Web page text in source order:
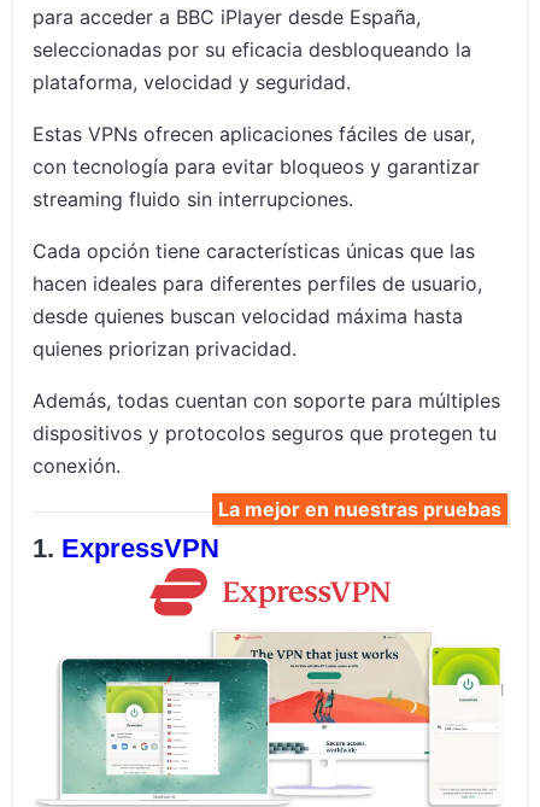
para acceder a BBC iPlayer desde España,
seleccionadas por su eficacia desbloqueando la
plataforma, velocidad y seguridad.
Estas VPNs ofrecen aplicaciones fáciles de usar,
con tecnología para evitar bloqueos y garantizar
streaming fluido sin interrupciones.
Cada opción tiene características únicas que las
hacen ideales para diferentes perfiles de usuario,
desde quienes buscan velocidad máxima hasta
quienes priorizan privacidad.
Además, todas cuentan con soporte para múltiples
dispositivos y protocolos seguros que protegen tu
conexión.
La mejor en nuestras pruebas
ExpressVPN